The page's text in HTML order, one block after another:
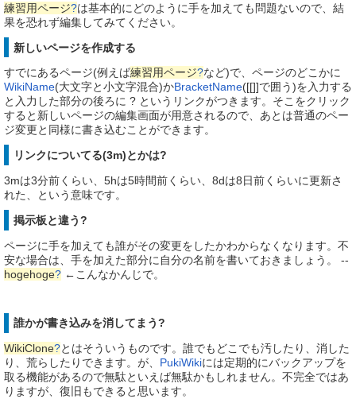
練習用ページ?は基本的にどのように手を加えても問題ないので、結
果を恐れず編集してみてください。
新しいページを作成する
すでにあるページ(例えば練習用ページ?など)で、ページのどこかに
WikiName(大文字と小文字混合)かBracketName([[]]で囲う)を入力する
と入力した部分の後ろに ? というリンクがつきます。そこをクリック
すると新しいページの編集画面が用意されるので、あとは普通のペー
ジ変更と同様に書き込むことができます。
リンクについてる(3m)とかは?
3mは3分前くらい、5hは5時間前くらい、8dは8日前くらいに更新さ
れた、という意味です。
掲示板と違う?
ページに手を加えても誰がその変更をしたかわからなくなります。不
安な場合は、手を加えた部分に自分の名前を書いておきましょう。 --
hogehoge? ←こんなかんじで。
誰かが書き込みを消してまう?
WikiClone?とはそういうものです。誰でもどこでも汚したり、消した
り、荒らしたりできます。が、 PukiWikiには定期的にバックアップを
取る機能があるので無駄といえば無駄かもしれません。不完全ではあ
りますが、復旧もできると思います。